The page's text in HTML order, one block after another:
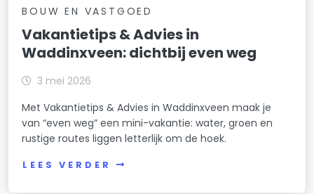
BOUW EN VASTGOED
Vakantietips & Advies in
Waddinxveen: dichtbij even weg
3 mei 2026
Met Vakantietips & Advies in Waddinxveen maak je
van “even weg” een mini-vakantie: water, groen en
rustige routes liggen letterlijk om de hoek.
LEES VERDER